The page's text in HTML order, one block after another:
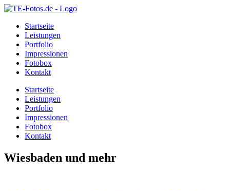
Startseite
Leistungen
Portfolio
Impressionen
Fotobox
Kontakt
Startseite
Leistungen
Portfolio
Impressionen
Fotobox
Kontakt
Wiesbaden und mehr